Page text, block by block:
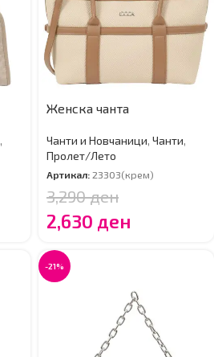
,
Женска чанта
Чанти и Новчаници, Чанти,
Пролет/Лето
Артикал:23303(крем)
3,290ден
2,630 ден
-21%